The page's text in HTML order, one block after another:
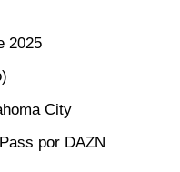
2025
City
por DAZN